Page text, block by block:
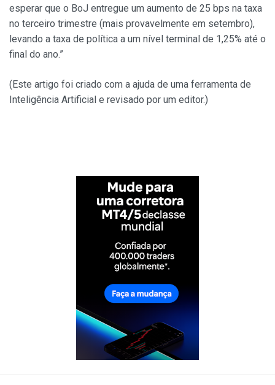
esperar que o BoJ entregue um aumento de 25 bps na taxa
no terceiro trimestre (mais provavelmente em setembro),
levando a taxa de política a um nível terminal de 1,25% até o
final do ano.”
(Este artigo foi criado com a ajuda de uma ferramenta de
Inteligência Artificial e revisado por um editor.)